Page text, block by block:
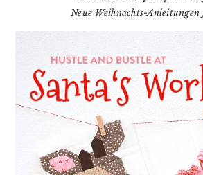
Neue Weihnachts-